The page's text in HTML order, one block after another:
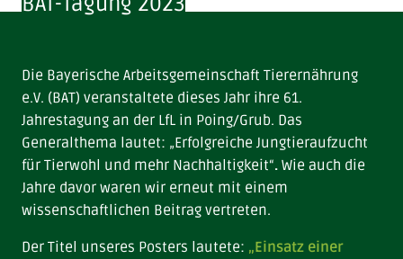
Die Bayerische Arbeitsgemeinschaft Tierernährung
e.V. (BAT) veranstaltete dieses Jahr ihre 61.
Jahrestagung an der LfL in Poing/Grub. Das
Generalthema lautet: „Erfolgreiche Jungtieraufzucht
für Tierwohl und mehr Nachhaltigkeit“. Wie auch die
Jahre davor waren wir erneut mit einem
wissenschaftlichen Beitrag vertreten.
Der Titel unseres Posters lautete: „Einsatz einer